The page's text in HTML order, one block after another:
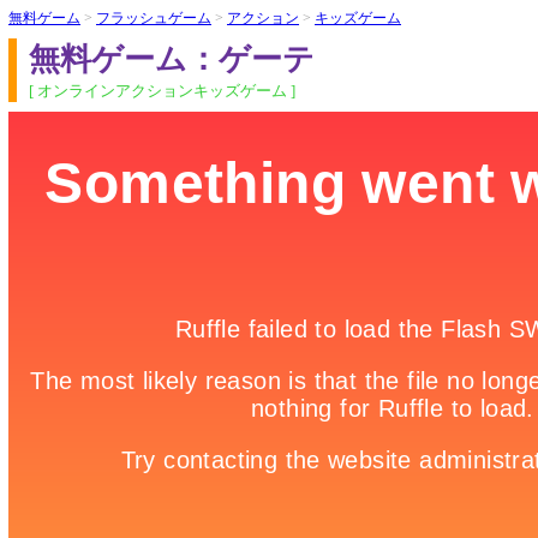
無料ゲーム > フラッシュゲーム > アクション > キッズゲーム
無料ゲーム：ゲーテ
[ オンラインアクションキッズゲーム ]